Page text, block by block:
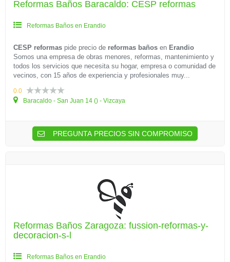
Reformas Baños Baracaldo: CESP reformas
Reformas Baños en Erandio
CESP reformas pide precio de reformas baños en Erandio
Somos una empresa de obras menores, reformas, mantenimiento y
todos los servicios que necesita su hogar, empresa o comunidad de
vecinos, con 15 años de experiencia y profesionales muy...
0.0
Baracaldo - San Juan 14 () - Vizcaya
PREGUNTA PRECIOS SIN COMPROMISO
Reformas Baños Zaragoza: fussion-reformas-y-
decoracion-s-l
Reformas Baños en Erandio